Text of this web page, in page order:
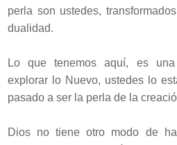
perla son ustedes,
dualidad.
Lo que tenemos aquí, es una
explorar lo Nuevo, ustedes lo
pasado a ser la perla de la
Dios no tiene otro modo de